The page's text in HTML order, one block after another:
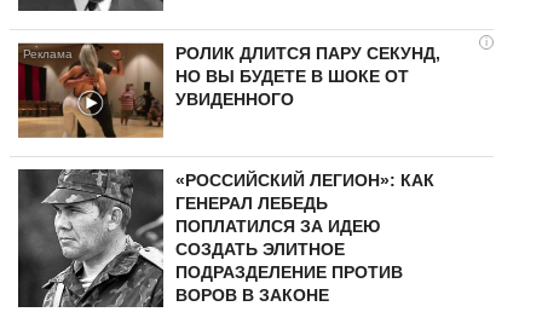
i
РОЛИК ДЛИТСЯ ПАРУ СЕКУНД,
НО ВЫ БУДЕТЕ В ШОКЕ ОТ
УВИДЕННОГО
«РОССИЙСКИЙ ЛЕГИОН»: КАК
ГЕНЕРАЛ ЛЕБЕДЬ
ПОПЛАТИЛСЯ ЗА ИДЕЮ
СОЗДАТЬ ЭЛИТНОЕ
ПОДРАЗДЕЛЕНИЕ ПРОТИВ
ВОРОВ В ЗАКОНЕ